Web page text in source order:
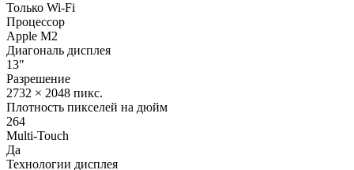
Только Wi-Fi
Процессор
Apple M2
Диагональ дисплея
13"
Разрешение
2732 × 2048 пикс.
Плотность пикселей на дюйм
264
Multi-Touch
Да
Технологии дисплея